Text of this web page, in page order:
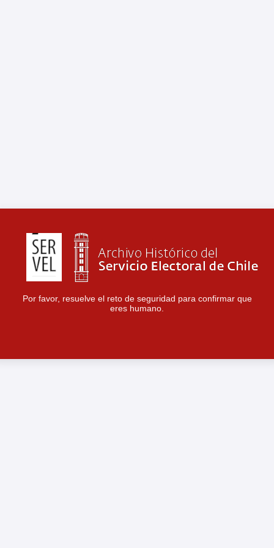
Por favor, resuelve el reto de seguridad para confirmar que
eres humano.